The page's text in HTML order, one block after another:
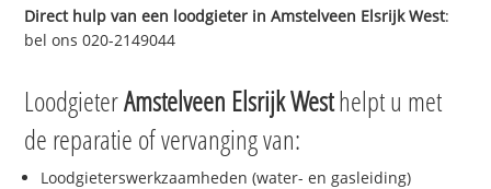
Direct hulp van een loodgieter inAmstelveen Elsrijk West:
bel ons 020-2149044
LoodgieterAmstelveen Elsrijk Westhelpt u met
de reparatie of vervanging van:
Loodgieterswerkzaamheden (water- en gasleiding)